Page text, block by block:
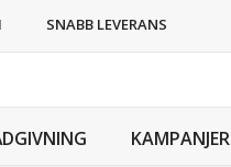
SNABB LEVERANS
KAMPANJER